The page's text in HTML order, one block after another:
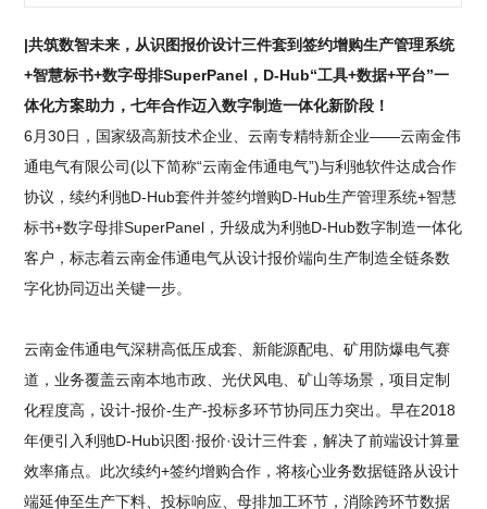
|共筑数智未来，从识图报价设计三件套到签约增购生产管理系统
+智慧标书+数字母排SuperPanel，D-Hub“工具+数据+平台”一
体化方案助力，七年合作迈入数字制造一体化新阶段！
6月30日，国家级高新技术企业、云南专精特新企业——云南金伟
通电气有限公司(以下简称“云南金伟通电气”)与利驰软件达成合作
协议，续约利驰D-Hub套件并签约增购D-Hub生产管理系统+智慧
标书+数字母排SuperPanel，升级成为利驰D-Hub数字制造一体化
客户，标志着云南金伟通电气从设计报价端向生产制造全链条数
字化协同迈出关键一步。
云南金伟通电气深耕高低压成套、新能源配电、矿用防爆电气赛
道，业务覆盖云南本地市政、光伏风电、矿山等场景，项目定制
化程度高，设计-报价-生产-投标多环节协同压力突出。早在2018
年便引入利驰D-Hub识图·报价·设计三件套，解决了前端设计算量
效率痛点。此次续约+签约增购合作，将核心业务数据链路从设计
端延伸至生产下料、投标响应、母排加工环节，消除跨环节数据